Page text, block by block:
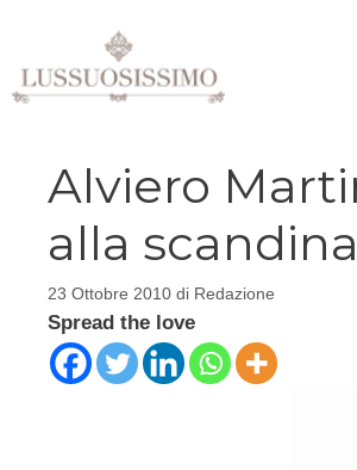
contenuto
Alviero
alla
23 Ottobre 2010 di Redazione
Spread the love